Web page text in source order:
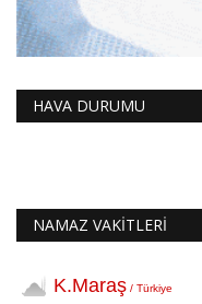
HAVA DURUMU
NAMAZ VAKİTLERİ